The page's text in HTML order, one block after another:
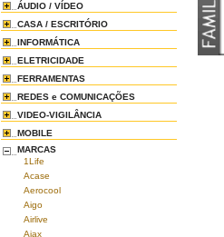
ÁUDIO / VÍDEO
CASA / ESCRITÓRIO
INFORMÁTICA
ELETRICIDADE
FERRAMENTAS
REDES e COMUNICAÇÕES
VIDEO-VIGILÂNCIA
MOBILE
MARCAS
1Life
Acase
Aerocool
Aigo
Airlive
Ajax